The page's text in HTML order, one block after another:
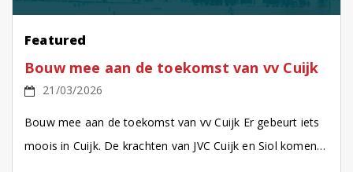
Featured
Bouw mee aan de toekomst van vv Cuijk
21/03/2026
Bouw mee aan de toekomst van vv Cuijk Er gebeurt iets
moois in Cuijk. De krachten van JVC Cuijk en Siol komen